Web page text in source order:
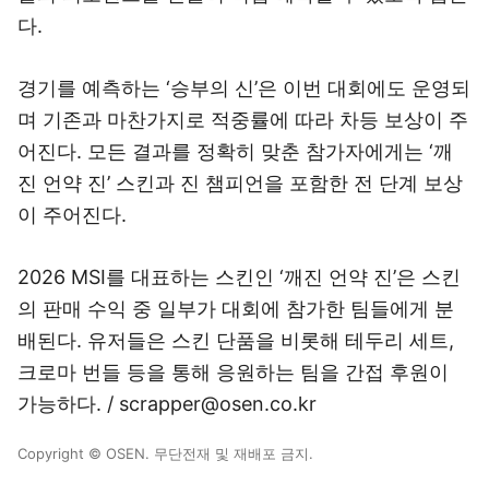
다.
경기를 예측하는 ‘승부의 신’은 이번 대회에도 운영되
며 기존과 마찬가지로 적중률에 따라 차등 보상이 주
어진다. 모든 결과를 정확히 맞춘 참가자에게는 ‘깨
진 언약 진’ 스킨과 진 챔피언을 포함한 전 단계 보상
이 주어진다.
2026 MSI를 대표하는 스킨인 ‘깨진 언약 진’은 스킨
의 판매 수익 중 일부가 대회에 참가한 팀들에게 분
배된다. 유저들은 스킨 단품을 비롯해 테두리 세트,
크로마 번들 등을 통해 응원하는 팀을 간접 후원이
가능하다. / scrapper@osen.co.kr
Copyright © OSEN. 무단전재 및 재배포 금지.